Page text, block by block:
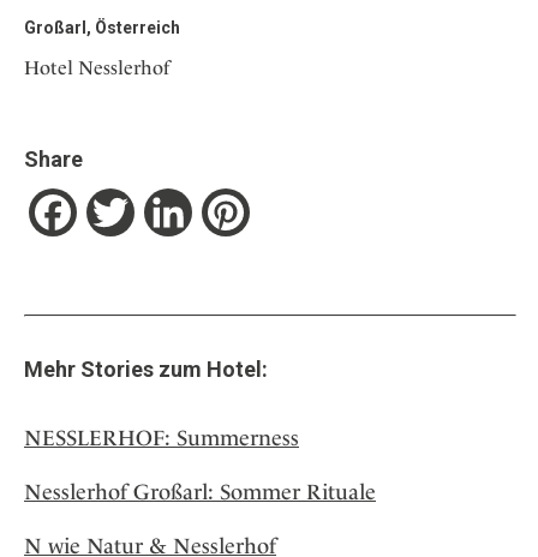
Großarl, Österreich
Hotel Nesslerhof
Share
FacebookTwitter LinkedIn
Mehr Stories zum Hotel:
NESSLERHOF: Summerness
Nesslerhof Großarl: Sommer Rituale
N wie Natur & Nesslerhof